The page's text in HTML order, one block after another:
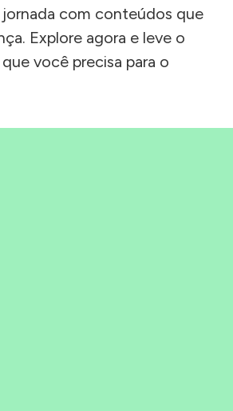
jornada com conteúdos que
Explore agora e leve o
você precisa para o